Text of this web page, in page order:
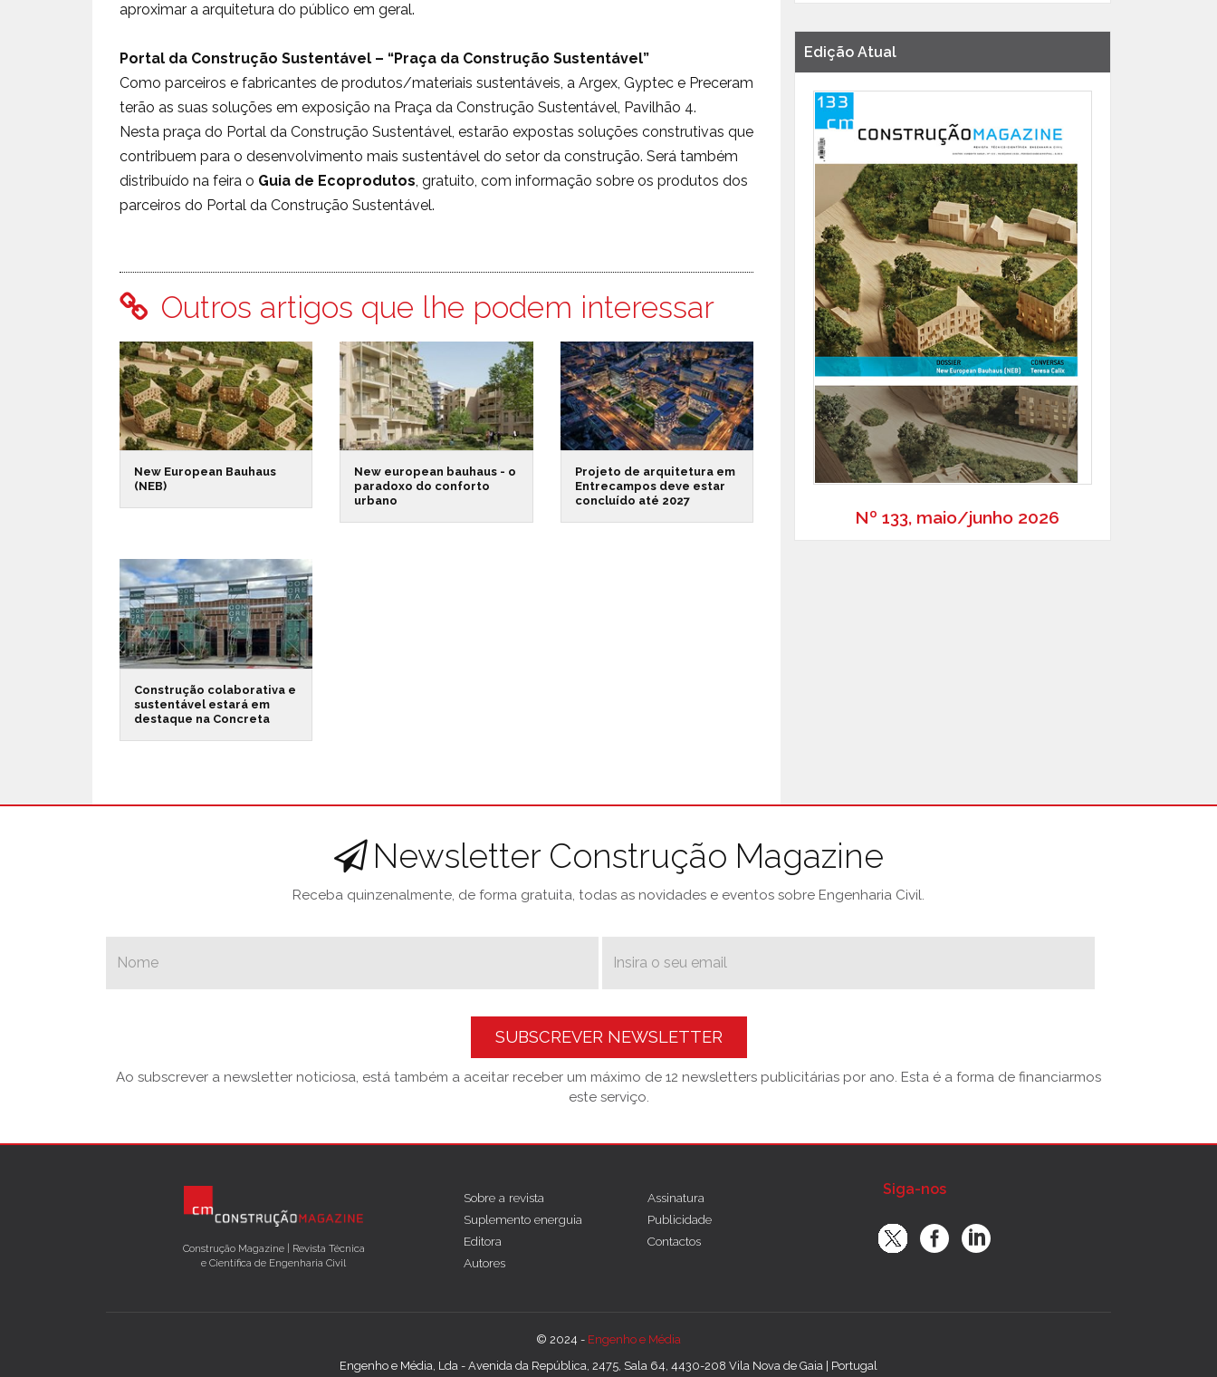
aproximar a arquitetura do público em geral.
Portal da Construção Sustentável – “Praça da Construção Sustentável”
Como parceiros e fabricantes de produtos/materiais sustentáveis, a Argex, Gyptec e Preceram
terão as suas soluções em exposição na Praça da Construção Sustentável, Pavilhão 4.
Nesta praça do Portal da Construção Sustentável, estarão expostas soluções construtivas que
contribuem para o desenvolvimento mais sustentável do setor da construção. Será também
distribuído na feira o Guia de Ecoprodutos, gratuito, com informação sobre os produtos dos
parceiros do Portal da Construção Sustentável.
Outros artigos que lhe podem interessar
New European Bauhaus
(NEB)
New european bauhaus - o
paradoxo do conforto
urbano
Projeto de arquitetura em
Entrecampos deve estar
concluído até 2027
Construção colaborativa e
sustentável estará em
destaque na Concreta
Edição Atual
Nº 133, maio/junho 2026
Newsletter Construção Magazine
Receba quinzenalmente, de forma gratuita, todas as novidades e eventos sobre Engenharia Civil.
SUBSCREVER NEWSLETTER
Ao subscrever a newsletter noticiosa, está também a aceitar receber um máximo de 12 newsletters publicitárias por ano. Esta é a forma de financiarmos
este serviço.
Construção Magazine | Revista Técnica
e Científica de Engenharia Civil
Sobre a revista
Suplemento energuia
Editora
Autores
Assinatura
Publicidade
Contactos
Siga-nos
© 2024 - Engenho e Média
Engenho e Média, Lda - Avenida da República, 2475, Sala 64, 4430-208 Vila Nova de Gaia | Portugal